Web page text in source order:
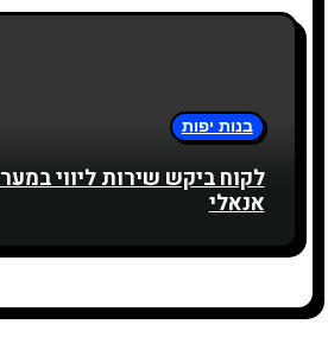
בנות יפות
לקוח ביקש שירות ליווי
אנאלי